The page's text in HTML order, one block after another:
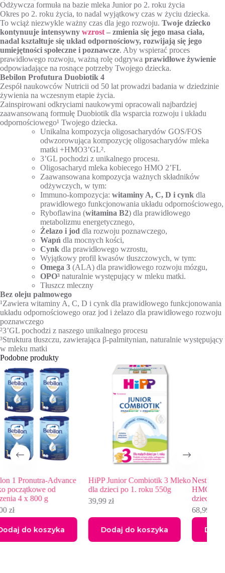
Odżywcza formuła na bazie mleka Junior po 2. roku życia
Okres po 2. roku życia, to nadal wyjątkowy czas w życiu dziecka.
To wciąż niezwykle ważny czas dla jego rozwoju. Twoje dziecko
kontynuuje intensywny wzrost – zmienia się jego masa ciała,
nadal kształtuje się układ odpornościowy, rozwijają się jego
umiejętności społeczne i poznawcze. Aby wspierać proces
prawidłowego rozwoju, ważną rolę odgrywa prawidłowe żywienie
odpowiadające na rosnące potrzeby Twojego dziecka.
Bebilon Profutura Duobiotik 4
Zespół naukowców Nutricii od 50 lat prowadzi badania w dziedzinie
żywienia na wczesnym etapie życia.
Zainspirowani odkryciami naukowymi opracowali najbardziej
zaawansowaną formułę Duobiotik dla wsparcia rozwoju i układu
odpornościowego¹ Twojego dziecka.
Unikalna kompozycja oligosacharydów GOS/FOS
odwzorowująca kompozycję oligosacharydów mleka
matki +HMO3’GL².
3’GL pochodzi z unikalnego procesu.
Oligosacharyd mleka kobiecego HMO 2’FL
Zaawansowana kompozycja ważnych składników
odżywczych, w tym:
Immuno-kompozycja: witaminy A, C, D i cynk dla
prawidłowego funkcjonowania układu odpornościowego,
Ryboflawina (witamina B2) dla prawidłowego
metabolizmu energetycznego,
Żelazo i jod dla rozwoju poznawczego,
Wapń dla mocnych kości,
Cynk dla prawidłowego wzrostu,
Wyjątkowy profil kwasów tłuszczowych, w tym:
Omega 3 (ALA) dla prawidłowego rozwoju mózgu,
OPO³ naturalnie występujący w mleku matki.
Tłuszcz mleczny
Bez oleju palmowego
¹Zawiera witaminy A, C, D i cynk dla prawidłowego funkcjonowania
układu odpornościowego oraz jod i żelazo dla prawidłowego rozwoju
poznawczego
²3’GL pochodzi z naszego unikalnego procesu
³Struktura tłuszczu, zawierająca β-palmitynian, naturalnie występujący
w mleku matki
Podobne produkty
HiPP Junior Combiotik 3 Mleko
dla dzieci po 1. roku 550g
39,99 zł
Dodaj do koszyka
Nestlé NAN OPTIPRO Plus 3
HMO Mleko modyfikowane
dzieci po 1. roku, 800g
Dodaj do koszyka